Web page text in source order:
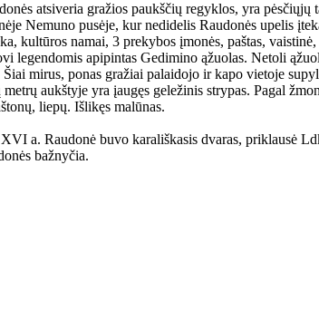
atsiveria gražios paukščių regyklos, yra pėsčiųjų
Nemuno pusėje, kur nedidelis Raudonės upelis
kultūros namai, 3 prekybos įmonės, paštas,
legendomis apipintas Gedimino ąžuolas. Netoli
mirus, ponas gražiai palaidojo ir kapo vietoje
aukštyje yra įaugęs geležinis strypas. Pagal
liepų. Išlikęs malūnas.
a. Raudonė buvo karališkasis dvaras, priklausė
bažnyčia.